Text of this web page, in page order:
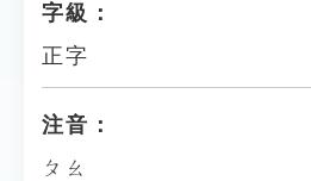
字級：
正字
注音：
ㄆㄠ